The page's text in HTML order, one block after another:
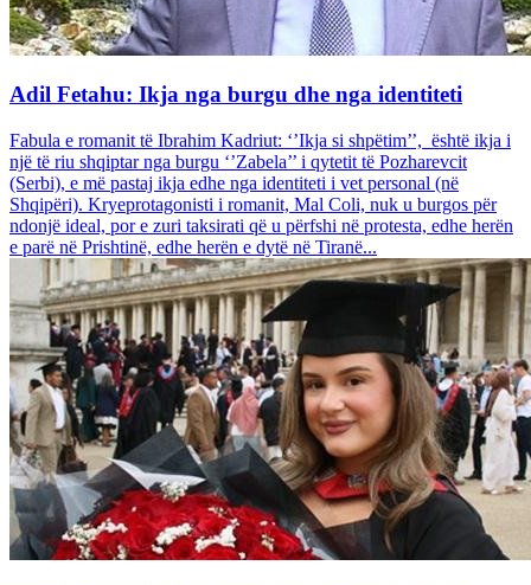
Adil Fetahu: Ikja nga burgu dhe nga identiteti
Fabula e romanit të Ibrahim Kadriut: ‘’Ikja si shpëtim’’, është ikja i
një të riu shqiptar nga burgu ‘’Zabela’’ i qytetit të Pozharevcit
(Serbi), e më pastaj ikja edhe nga identiteti i vet personal (në
Shqipëri). Kryeprotagonisti i romanit, Mal Coli, nuk u burgos për
ndonjë ideal, por e zuri taksirati që u përfshi në protesta, edhe herën
e parë në Prishtinë, edhe herën e dytë në Tiranë...